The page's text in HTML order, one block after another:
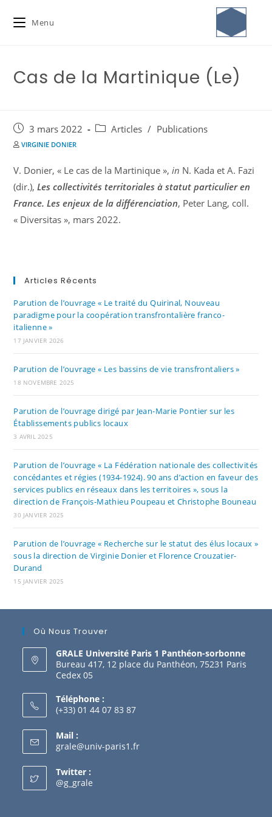
Menu
Cas de la Martinique (Le)
3 mars 2022 Articles / Publications
VIRGINIE DONIER
V. Donier, « Le cas de la Martinique »,in N. Kada et A. Fazi
(dir.),Les collectivités territoriales à statut particulier en
France. Les enjeux de la différenciation, Peter Lang, coll.
« Diversitas », mars 2022.
Articles Récents
Parution de l’ouvrage « Le traité du Quirinal, Nouveau
paradigme pour la coopération transfrontalière franco-
italienne »
17 JANVIER 2026
Parution de l’ouvrage « Les bassins de vie transfrontaliers »
18 NOVEMBRE 2025
Parution de l’ouvrage dirigé par Jean-Marie Pontier sur les
Établissements publics locaux
3 AVRIL 2025
Parution de l’ouvrage « La Fédération nationale des collectivités
concédantes et régies (1934-1924). 90 ans d’action en faveur des
services publics en réseaux dans les territoires », sous la
direction de François-Mathieu Poupeau et Christophe Bouneau
30 JANVIER 2025
Parution de l’ouvrage « Recherche sur le statut des élus locaux »
sous la direction de Virginie Donier et Florence Crouzatier-
Durand
15 JANVIER 2025
Où Nous Trouver
GRALE Université Paris 1 Panthéon-sorbonne
Bureau 417, 12 place du Panthéon, 75231 Paris
Cedex 05
Téléphone :
(+33) 01 44 07 83 87
Mail :
grale@univ-paris1.fr
Twitter :
@g_grale